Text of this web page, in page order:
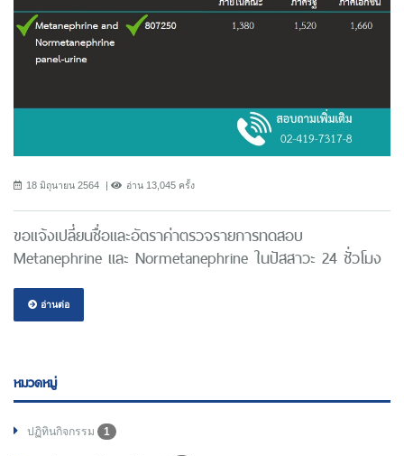
18 มิถุนายน 2564 อ่าน 13,045 ครั้ง
ขอแจ้งเปลี่ยนชื่อและอัตราค่าตรวจรายการทดสอบ
Metanephrine และ Normetanephrine ในปัสสาวะ 24 ชั่วโมง
อ่านต่อ
หมวดหมู่
ปฏิทินกิจกรรม 1